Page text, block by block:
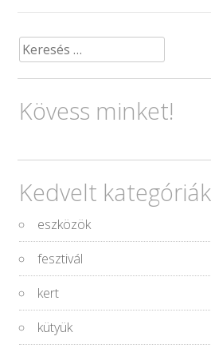
Keresés:
Kövess minket!
Kedvelt kategóriák
eszközök
fesztivál
kert
kütyük